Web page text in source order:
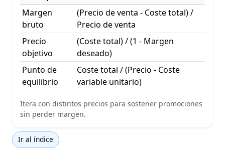
Margen
bruto
(Precio de venta - Coste total) /
Precio de venta
Precio
objetivo
(Coste total) / (1 - Margen
deseado)
Punto de
equilibrio
Coste total / (Precio - Coste
variable unitario)
Itera con distintos precios para sostener promociones
sin perder margen.
Ir al índice